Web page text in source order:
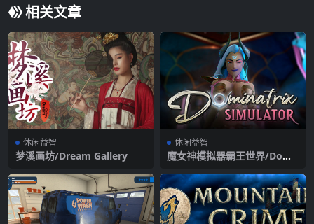
相关文章
休闲益智
梦溪画坊/Dream Gallery
休闲益智
魔女神模拟器霸王世界/Domi
d（+DLC）